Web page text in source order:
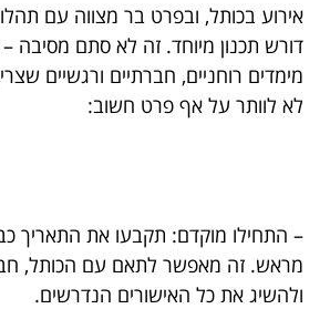
אירוע בכותל, ובפרט בר מצווה עם
דורש תכנון מיוחד. זה לא סתם מסיבה –
מימדים רוחניים, חברתיים ורגשיים
לא לוותר על אף פרט חשוב:
– התחילו מוקדם: תקבעו את התאריך
מראש. זה מאפשר לתאם עם הכותל,
ולהשיג את כל האישורים הנדרשים.